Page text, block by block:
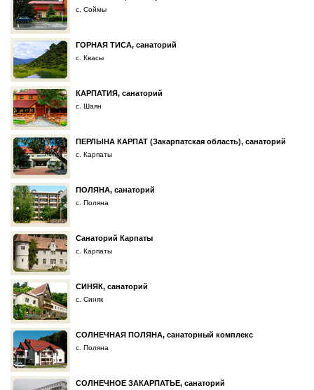
с. Соймы
ГОРНАЯ ТИСА, санаторий
с. Квасы
КАРПАТИЯ, санаторий
с. Шаян
ПЕРЛЫНА КАРПАТ (Закарпатская область), санаторий
с. Карпаты
ПОЛЯНА, санаторий
с. Поляна
Санаторий Карпаты
с. Карпаты
СИНЯК, санаторий
с. Синяк
СОЛНЕЧНАЯ ПОЛЯНА, санаторный комплекс
с. Поляна
СОЛНЕЧНОЕ ЗАКАРПАТЬЕ, санаторий